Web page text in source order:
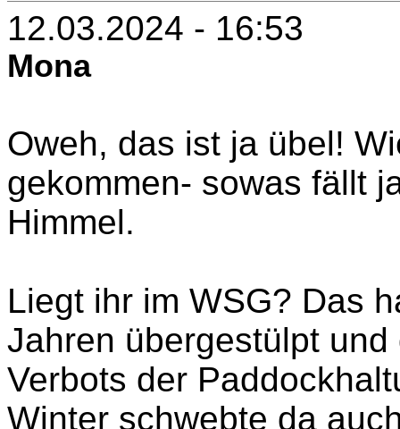
12.03.2024 - 16:53
Mona
Oweh, das ist ja übel!
gekommen- sowas fällt
Himmel.
Liegt ihr im WSG? Das
Jahren übergestülpt
Verbots der
Winter schwebte da